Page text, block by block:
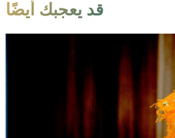
قد يعجبك أيضًا